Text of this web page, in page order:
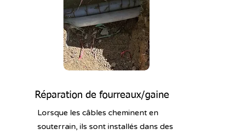
Réparation de fourreaux/gaine
Lorsque les câbles cheminent en
souterrain, ils sont installés dans des